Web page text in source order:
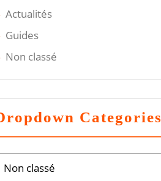
Actualités
Guides
Non classé
Categories